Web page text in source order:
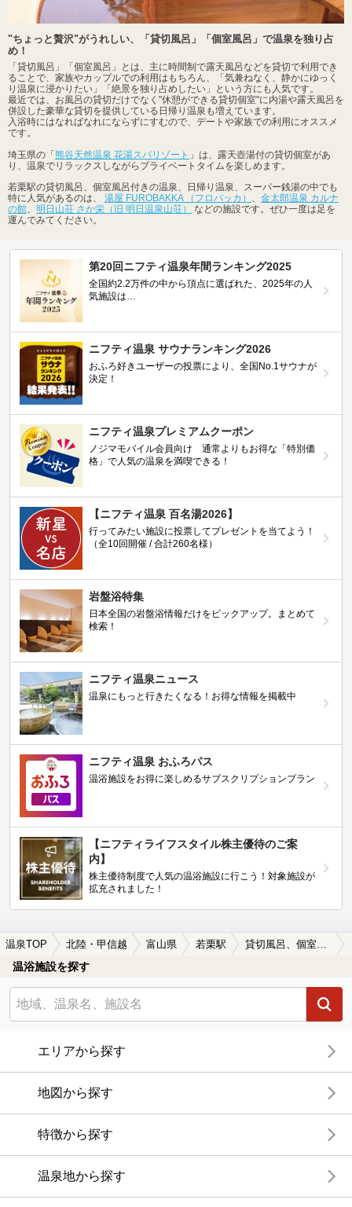
"ちょっと贅沢"がうれしい、「貸切風呂」「個室風呂」で温泉を独り占
め！
「貸切風呂」「個室風呂」とは、主に時間制で露天風呂などを貸切で利用でき
ることで、家族やカップルでの利用はもちろん、「気兼ねなく、静かにゆっく
り温泉に浸かりたい」「絶景を独り占めしたい」という方にも人気です。
最近では、お風呂の貸切だけでなく"休憩ができる貸切個室"に内湯や露天風呂を
併設した豪華な貸切を提供している日帰り温泉も増えています。
入浴時にはなればなれにならずにすむので、デートや家族での利用にオススメ
です。
埼玉県の「 熊谷天然温泉 花湯スパリゾート 」は、露天壺湯付の貸切個室があ
り、温泉でリラックスしながらプライベートタイムを楽しめます。
若栗駅の貸切風呂、個室風呂付きの温泉、日帰り温泉、スーパー銭湯の中でも
特に人気があるのは、 湯屋 FUROBAKKA （フロバッカ） 、 金太郎温泉 カルナ
の館、 明日山荘 さか栄（旧 明日温泉山荘）
などの施設です。ぜひ一度は足を
運んでみてください。
第20回ニフティ温泉年間ランキング2025
全国約2.2万件の中から頂点に選ばれた、2025年の人
気施設は…
ニフティ温泉 サウナランキング2026
おふろ好きユーザーの投票により、全国No.1サウナが
決定！
ニフティ温泉プレミアムクーポン
ノジマモバイル会員向け 通常よりもお得な「特別価
格」で人気の温泉を満喫できる！
【ニフティ温泉 百名湯2026】
行ってみたい施設に投票してプレゼントを当てよう！
（全10回開催 / 合計260名様）
岩盤浴特集
日本全国の岩盤浴情報だけをピックアップ。まとめて
検索！
ニフティ温泉ニュース
温泉にもっと行きたくなる！お得な情報を掲載中
ニフティ温泉 おふろパス
温浴施設をお得に楽しめるサブスクリプションプラン
【ニフティライフスタイル株主優待のご案
内】
株主優待制度で人気の温浴施設に行こう！対象施設が
拡充されました！
温泉TOP 北陸・甲信越 富山県 若栗駅
温浴施設を探す
エリアから探す
地図から探す
特徴から探す
温泉地から探す